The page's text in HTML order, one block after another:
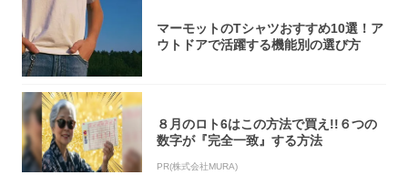
マーモットのTシャツおすすめ10選！ア
ウトドアで活躍する機能別の選び方
８月のロト6はこの方法で買え!!６つの
数字が『完全一致』する方法
PR(株式会社MURA)